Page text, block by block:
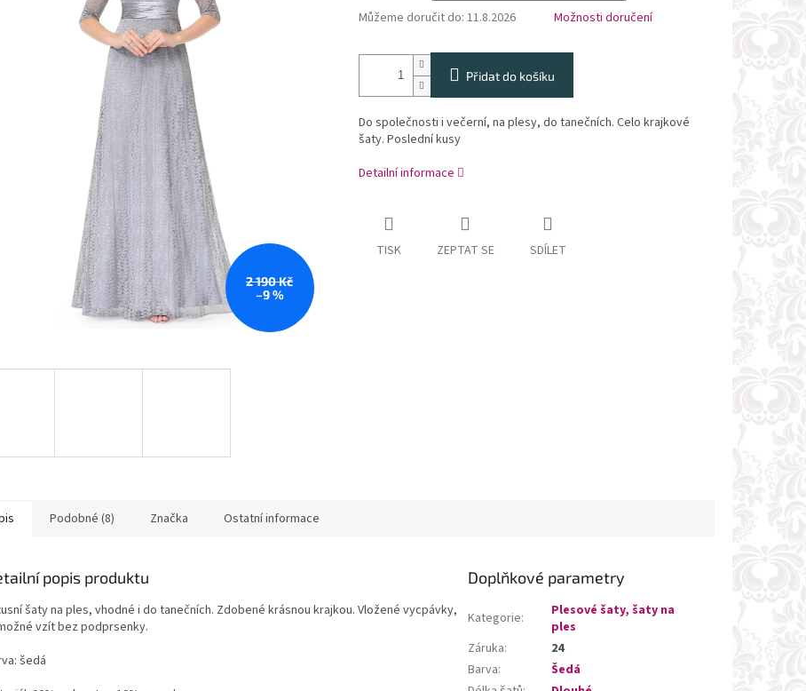
2 190 Kč
–9 %
Můžeme doručit do: 11.8.2026 Možnosti doručení
Přidat do košíku
Do společnosti i večerní, na plesy, do tanečních. Celo krajkové
šaty. Poslední kusy
Detailní informace
TISK ZEPTAT SE SDÍLET
Podobné (8) Značka Ostatní informace
popis produktu
šaty na ples, vhodné i do tanečních. Zdobené krásnou krajkou. Vložené vycpávky,
vzít bez podprsenky.
šedá
Doplňkové parametry
Kategorie:
Plesové šaty, šaty na
ples
Záruka:
24
Barva:
Šedá